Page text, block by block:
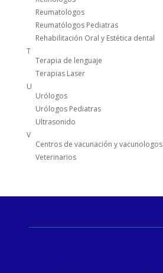
Reumatologos
Reumatólogos Pediatras
Rehabilitación Oral y Estética dental
T
Terapia de lenguaje
Terapias Laser
U
Urólogos
Urólogos Pediatras
Ultrasonido
V
Centros de vacunación y vacunologos
Veterinarios